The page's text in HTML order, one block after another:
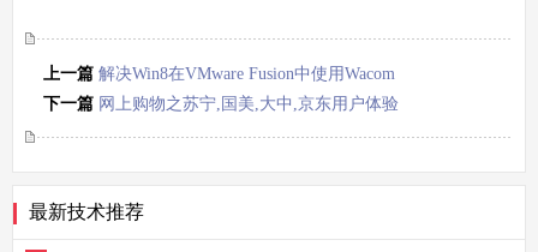
上一篇 解决Win8在VMware Fusion中使用Wacom
笔不正常的问题
下一篇 网上购物之苏宁,国美,大中,京东用户体验
分析
最新技术推荐